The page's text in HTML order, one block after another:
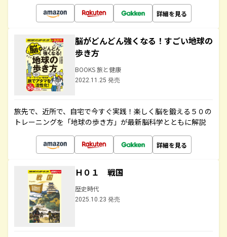
詳細を見る
脳がどんどん強くなる！すごい地球の
歩き方
BOOKS 旅と健康
2022.11.25 発売
旅先で、近所で、自宅で今すぐ実践！楽しく脳を鍛える５０の
トレーニングを「地球の歩き方」が最新脳科学とともに解説
詳細を見る
Ｈ０１ 戦国
歴史時代
2025.10.23 発売